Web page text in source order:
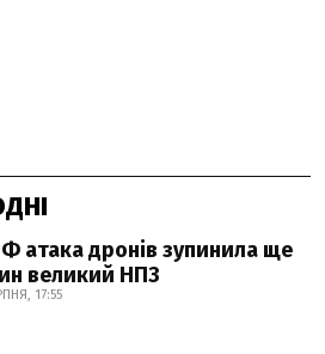
атака дронів зупинила ще
великий НПЗ
17:55